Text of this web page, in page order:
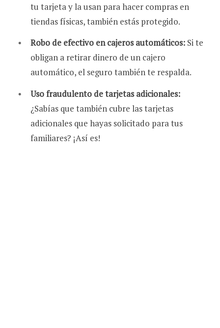
tu tarjeta y la usan para hacer compras en
tiendas físicas, también estás protegido.
Robo de efectivo en cajeros automáticos: Si te
obligan a retirar dinero de un cajero
automático, el seguro también te respalda.
Uso fraudulento de tarjetas adicionales:
¿Sabías que también cubre las tarjetas
adicionales que hayas solicitado para tus
familiares? ¡Así es!